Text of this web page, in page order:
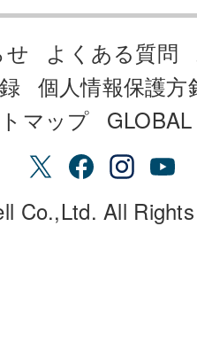
よくある質問
個人情報保護方
マップ
Co.,Ltd. All